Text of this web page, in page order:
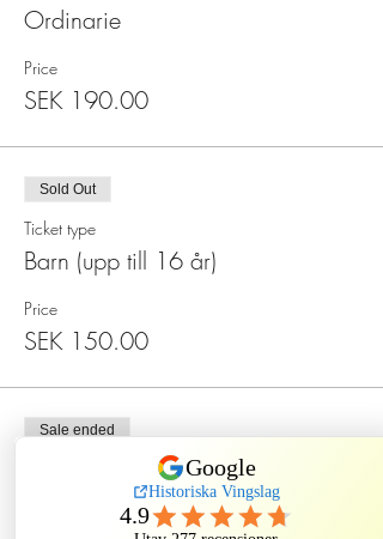
Ordinarie
Price
SEK 190.00
Sold Out
Ticket type
Barn (upp till 16 år)
Price
SEK 150.00
Sale ended
Spökmiddag på Sten Sture